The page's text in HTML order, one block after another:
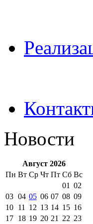
Новости
Август 2026
Пн Вт Ср Чт Пт Сб Вс
01 02
03 04 05 06 07 08 09
10 11 12 13 14 15 16
17 18 19 20 21 22 23